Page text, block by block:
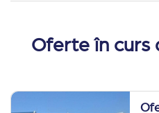
Oferte în curs